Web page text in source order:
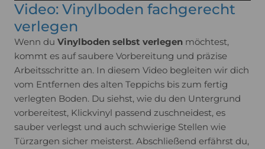
Mehr Informationen
Akzeptieren
powered byUsercentrics Consent
Management Platform
Video: Vinylboden fachgerecht
verlegen
Wenn du Vinylboden selbst verlegen möchtest,
kommt es auf saubere Vorbereitung und präzise
Arbeitsschritte an. In diesem Video begleiten wir dich
vom Entfernen des alten Teppichs bis zum fertig
verlegten Boden. Du siehst, wie du den Untergrund
vorbereitest, Klickvinyl passend zuschneidest, es
sauber verlegst und auch schwierige Stellen wie
Türzargen sicher meisterst. Abschließend erfährst du,